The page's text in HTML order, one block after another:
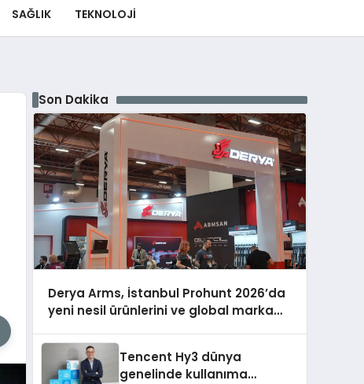
SAĞLIK TEKNOLOJI
Son Dakika
Derya Arms, İstanbul Prohunt 2026’da
yeni nesil ürünlerini ve global marka
Tencent Hy3 dünya
genelinde kullanıma